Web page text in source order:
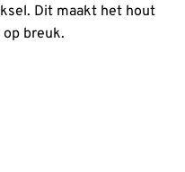
Dit maakt het hout
breuk.